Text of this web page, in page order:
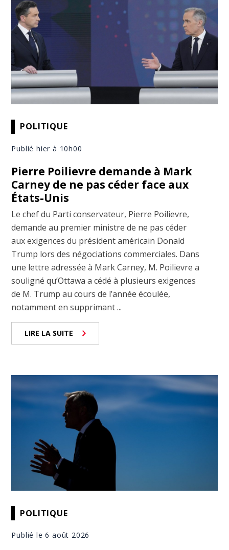
POLITIQUE
Publié hier à 10h00
Pierre Poilievre demande à Mark
Carney de ne pas céder face aux
États-Unis
Le chef du Parti conservateur, Pierre Poilievre,
demande au premier ministre de ne pas céder
aux exigences du président américain Donald
Trump lors des négociations commerciales. Dans
une lettre adressée à Mark Carney, M. Poilievre a
souligné qu’Ottawa a cédé à plusieurs exigences
de M. Trump au cours de l’année écoulée,
notamment en supprimant ...
LIRE LA SUITE
POLITIQUE
Publié le 6 août 2026